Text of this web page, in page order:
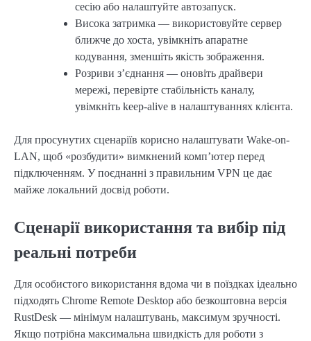
сесію або налаштуйте автозапуск.
Висока затримка — використовуйте сервер
ближче до хоста, увімкніть апаратне
кодування, зменшіть якість зображення.
Розриви з’єднання — оновіть драйвери
мережі, перевірте стабільність каналу,
увімкніть keep-alive в налаштуваннях клієнта.
Для просунутих сценаріїв корисно налаштувати Wake-on-
LAN, щоб «розбудити» вимкнений комп’ютер перед
підключенням. У поєднанні з правильним VPN це дає
майже локальний досвід роботи.
Сценарії використання та вибір під
реальні потреби
Для особистого використання вдома чи в поїздках ідеально
підходять Chrome Remote Desktop або безкоштовна версія
RustDesk — мінімум налаштувань, максимум зручності.
Якщо потрібна максимальна швидкість для роботи з